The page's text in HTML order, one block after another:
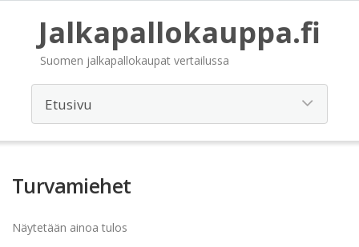
Jalkapallokauppa.fi
Suomen jalkapallokaupat vertailussa
Turvamiehet
Näytetään ainoa tulos